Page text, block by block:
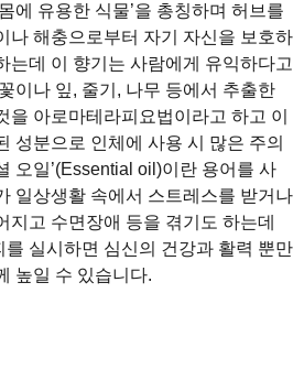
에 유용한 식물’을 총칭하며 허브를
나 해충으로부터 자기 자신을 보호하
는데 이 향기는 사람에게 유익하다고
이나 잎, 줄기, 나무 등에서 추출한
을 아로마테라피요법이라고 하고 이
성분으로 인체에 사용 시 많은 주의
오일’(Essential oil)이란 용어를 사
일상생활 속에서 스트레스를 받거나
지고 수면장애 등을 겪기도 하는데
실시하면 심신의 건강과 활력 뿐만
높일 수 있습니다.